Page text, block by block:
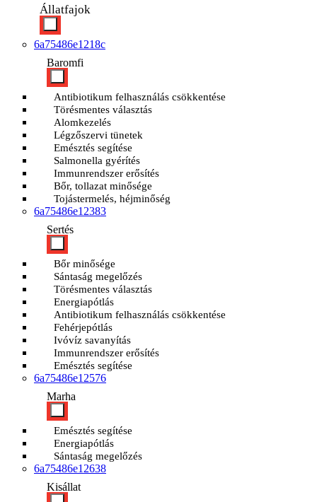
Állatfajok
6a75486e1218c
Baromfi
Antibiotikum felhasználás csökkentése
Törésmentes választás
Alomkezelés
Légzőszervi tünetek
Emésztés segítése
Salmonella gyérítés
Immunrendszer erősítés
Bőr, tollazat minősége
Tojástermelés, héjminőség
6a75486e12383
Sertés
Bőr minősége
Sántaság megelőzés
Törésmentes választás
Energiapótlás
Antibiotikum felhasználás csökkentése
Fehérjepótlás
Ivóvíz savanyítás
Immunrendszer erősítés
Emésztés segítése
6a75486e12576
Marha
Emésztés segítése
Energiapótlás
Sántaság megelőzés
6a75486e12638
Kisállat